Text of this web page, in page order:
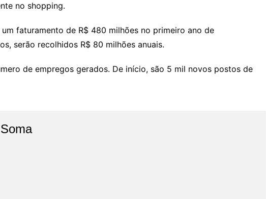
no shopping.
faturamento de R$ 480 milhões no primeiro ano de
serão recolhidos R$ 80 milhões anuais.
de empregos gerados. De início, são 5 mil novos postos de
Soma